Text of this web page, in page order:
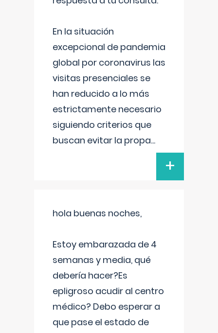
En la situación
excepcional de pandemia
global por coronavirus las
visitas presenciales se
han reducido a lo más
estrictamente necesario
siguiendo criterios que
buscan evitar la propa...
+
hola buenas noches,
Estoy embarazada de 4
semanas y media, qué
debería hacer?Es
epligroso acudir al centro
médico? Debo esperar a
que pase el estado de